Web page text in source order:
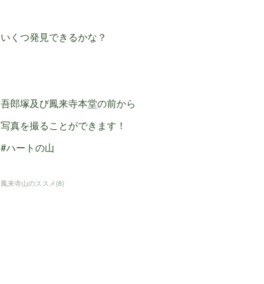
いくつ発見できるかな？
吾郎塚及び鳳来寺本堂の前から
写真を撮ることができます！
#ハートの山
鳳来寺山のススメ (8)